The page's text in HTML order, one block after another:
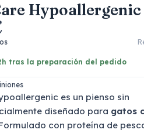
Hypoallergenic
tras la preparación del pedido
es un pienso sin
diseñado para gatos
con proteína de